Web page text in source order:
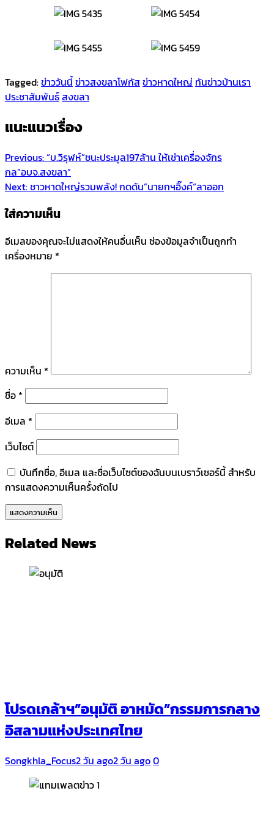
Tagged:ข่าววันนี้ข่าวสงขลาโฟกัสข่าวหาดใหญ่ ทันข่าวบ้านเรา
ประชาสัมพันธ์สงขลา
แนะแนวเรื่อง
Previous:“บ.วิรุฬห์”ชนะประมูล197ล้าน ให้เช่าเครื่องจักร
กล”อบจ.สงขลา”
Next:ชาวหาดใหญ่รวมพลัง! กดดัน”นายกฯอิ๊งค์“ลาออก
ใส่ความเห็น
อีเมลของคุณจะไม่แสดงให้คนอื่นเห็น ช่องข้อมูลจำเป็นถูกทำ
เครื่องหมาย *
ความเห็น *
ชื่อ *
อีเมล *
เว็บไซต์
บันทึกชื่อ, อีเมล และชื่อเว็บไซต์ของฉันบนเบราว์เซอร์นี้ สำหรับ
การแสดงความเห็นครั้งถัดไป
Related News
โปรดเกล้าฯ”อนุมัติ อาหมัด”กรรมการกลาง
อิสลามแห่งประเทศไทย
Songkhla_Focus2 วัน ago2 วัน ago0